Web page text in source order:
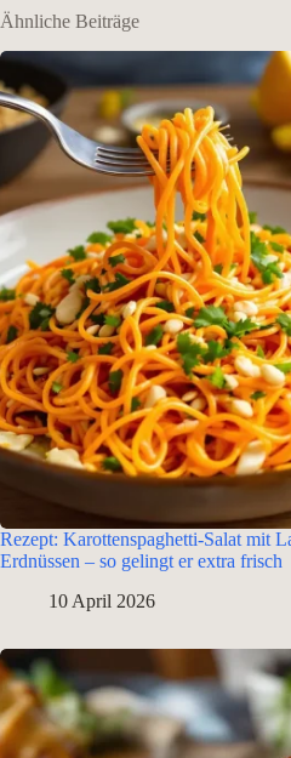
Ähnliche Beiträge
Rezept: Karottenspaghetti-Salat mit
Erdnüssen – so gelingt er extra frisch
10 April 2026